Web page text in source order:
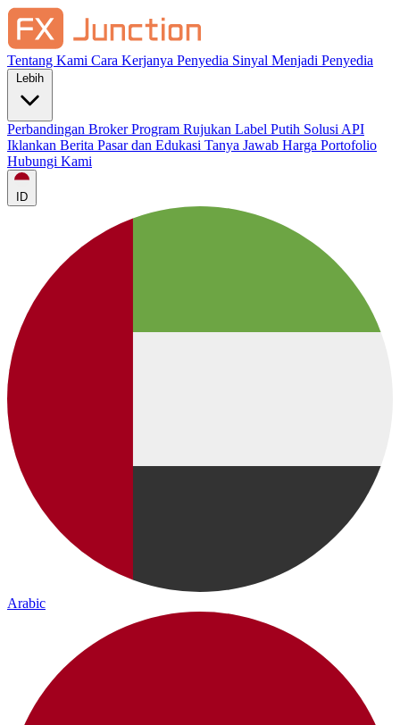
Tentang Kami Cara Kerjanya Penyedia Sinyal Menjadi Penyedia
Perbandingan BrokerProgram Rujukan Label Putih Solusi API
Iklankan Berita Pasar dan Edukasi Tanya Jawab Harga Portofolio
Hubungi Kami
ID
Arabic